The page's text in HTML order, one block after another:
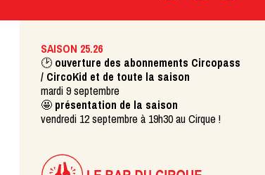
SAISON 25.26
🕑 ouverture des abonnements Circopass
/ CircoKid et de toute la saison
mardi 9 septembre
🤩 présentation de la saison
vendredi 12 septembre à 19h30 au Cirque !